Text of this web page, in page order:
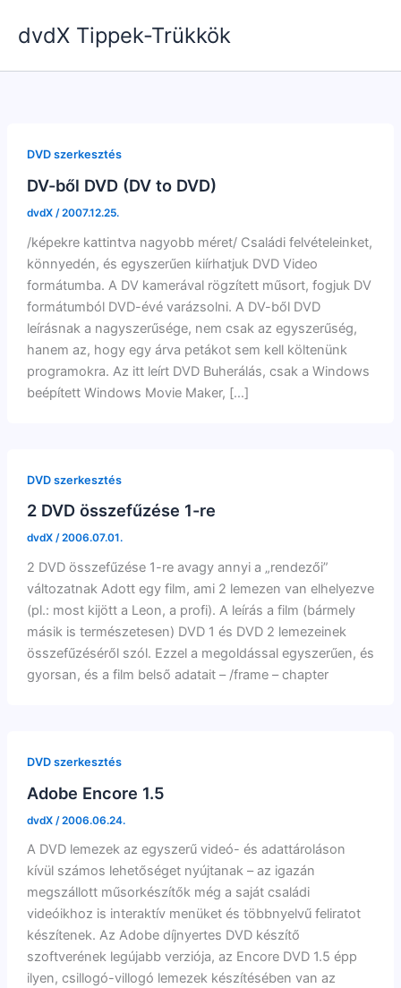
dvdX Tippek-Trükkök
DVD szerkesztés
DV-ből DVD (DV to DVD)
dvdX /2007.12.25.
/képekre kattintva nagyobb méret/ Családi felvételeinket,
könnyedén, és egyszerűen kiírhatjuk DVD Video
formátumba. A DV kamerával rögzített műsort, fogjuk DV
formátumból DVD-évé varázsolni. A DV-ből DVD
leírásnak a nagyszerűsége, nem csak az egyszerűség,
hanem az, hogy egy árva petákot sem kell költenünk
programokra. Az itt leírt DVD Buherálás, csak a Windows
beépített Windows Movie Maker, […]
DVD szerkesztés
2 DVD összefűzése 1-re
dvdX /2006.07.01.
2 DVD összefűzése 1-re avagy annyi a „rendezői”
változatnak Adott egy film, ami 2 lemezen van elhelyezve
(pl.: most kijött a Leon, a profi). A leírás a film (bármely
másik is természetesen) DVD 1 és DVD 2 lemezeinek
összefűzéséről szól. Ezzel a megoldással egyszerűen, és
gyorsan, és a film belső adatait – /frame – chapter
DVD szerkesztés
Adobe Encore 1.5
dvdX /2006.06.24.
A DVD lemezek az egyszerű videó- és adattároláson
kívül számos lehetőséget nyújtanak – az igazán
megszállott műsorkészítők még a saját családi
videóikhoz is interaktív menüket és többnyelvű feliratot
készítenek. Az Adobe díjnyertes DVD készítő
szoftverének legújabb verziója, az Encore DVD 1.5 épp
ilyen, csillogó-villogó lemezek készítésében van az